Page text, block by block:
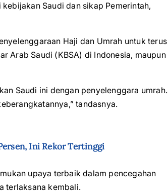
Saudi dan sikap Pemerintah,
Haji dan Umrah untuk terus
Arab Saudi (KBSA) di Indonesia, maupun
Saudi ini dengan penyelenggara umrah.
tandasnya.
Ini Rekor Tertinggi
upaya terbaik dalam pencegahan
terlaksana kembali.